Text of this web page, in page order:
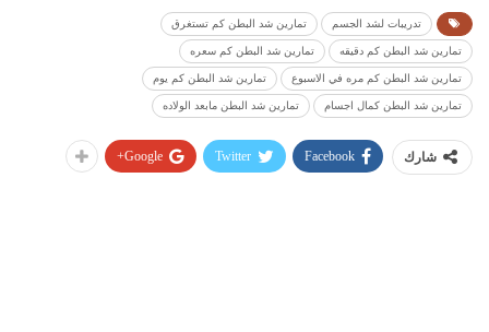
تدريبات لشد الجسم تمارين شد البطن كم تستغرق
تمارين شد البطن كم دقيقه تمارين شد البطن كم سعره
تمارين شد البطن كم مره في الاسبوع تمارين شد البطن كم يوم
تمارين شد البطن كمال اجسام تمارين شد البطن مابعد الولاده
شارك Facebook
Twitter
Google+